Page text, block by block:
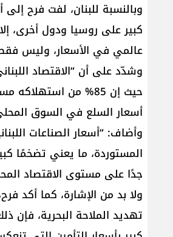
وبالنسبة للبنان، لفت فرح
كبير على روسيا ودول أخرى،
عالمي في الأسعار، وليس فقط
وشدّد على أن “الاقتصاد
حيث إن 85% من
أسعار السلع في السوق
وأضاف: “أسعار الصناعات
جدًا على مستوى الاقتصاد
ولا بد من الإشارة، كما أكد
تهديد الملاحة البحرية، فإن